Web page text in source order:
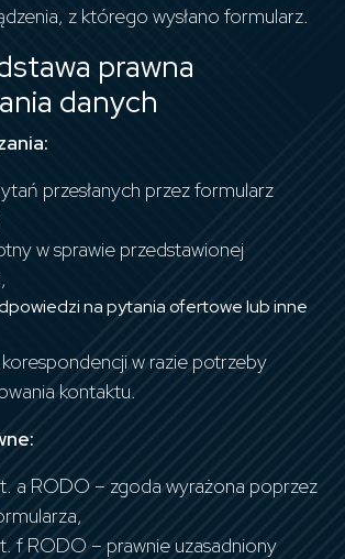
z którego wysłano formularz.
prawna
danych
przesłanych przez formularz
w sprawie przedstawionej
na pytania ofertowe lub inne
w razie potrzeby
kontaktu.
a RODO – zgoda wyrażona poprzez
f RODO – prawnie uzasadniony